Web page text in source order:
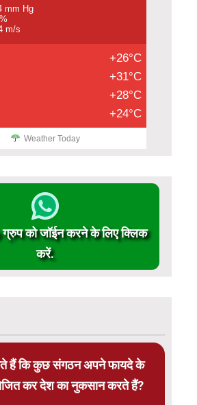
mm Hg
m/s
+26°C
+31°C
+28°C
+24°C
Weather Today
को जॉईन करने के लिए क्लिक
करें.
हैं कि कुछ संगठन अपने फायदे के
कर देश का नुकसान करते हैं?